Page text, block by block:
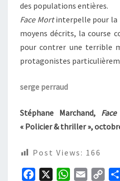
des populations entières.
Face Mortinterpelle pour la
moyens décrits, la course
pour contrer une terrible
protagonistes
serge perraud
Stéphane Marchand,
« Policier & thriller »,
Post Views: 166
W